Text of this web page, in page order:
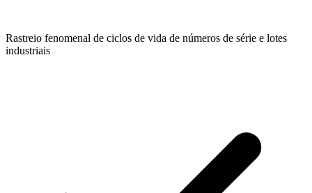
Rastreio fenomenal de ciclos de vida de números de série e lotes
industriais